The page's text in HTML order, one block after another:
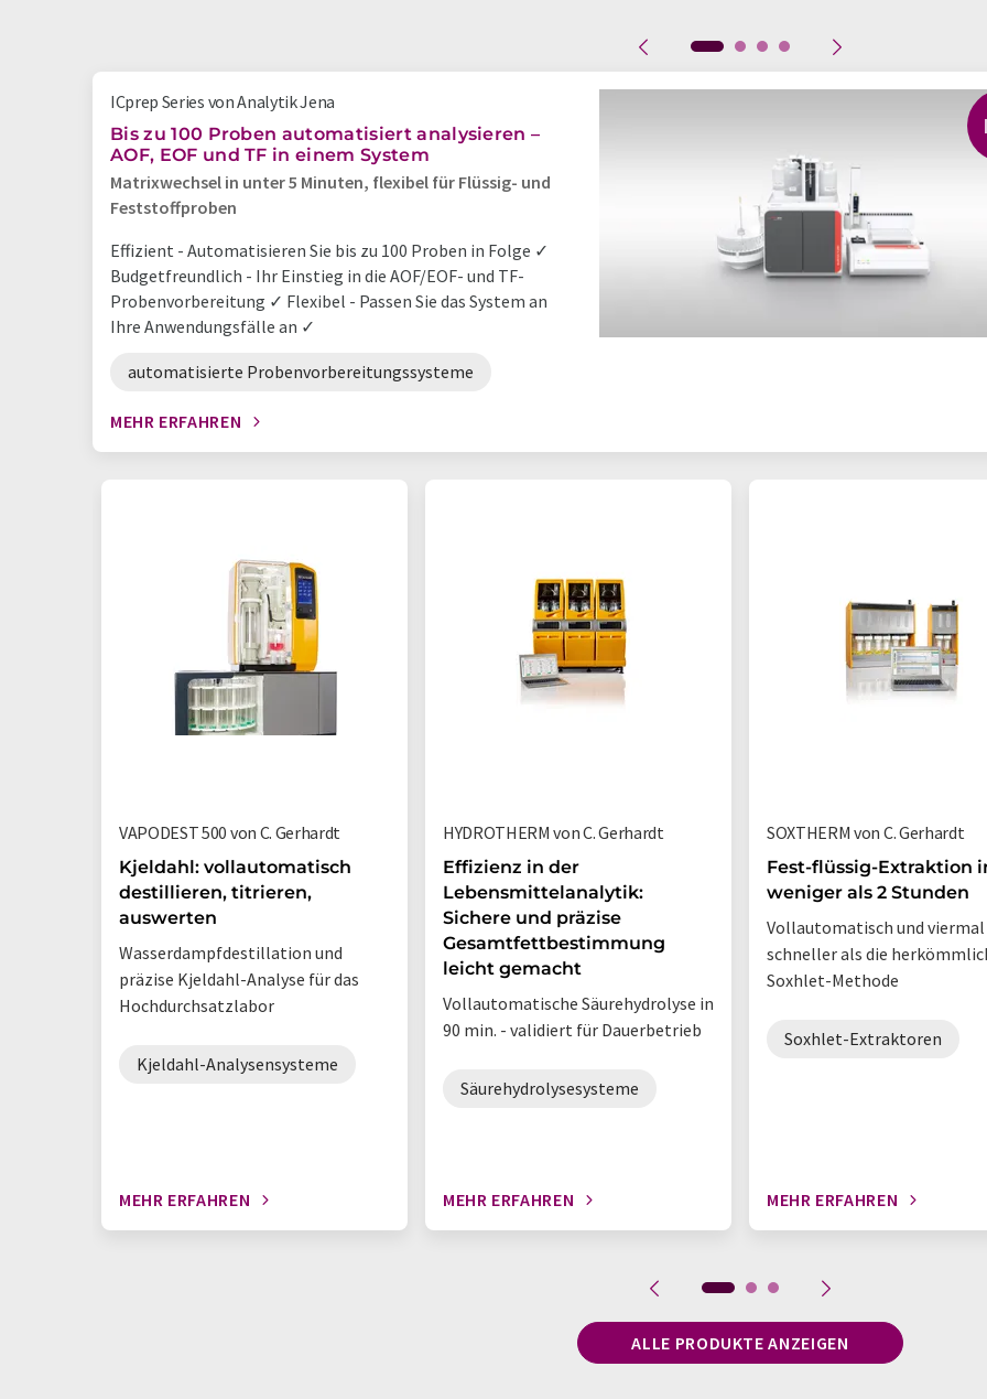
ICprep Series von Analytik Jena
Bis zu 100 Proben automatisiert analysieren –
AOF, EOF und TF in einem System
Matrixwechsel in unter 5 Minuten, flexibel für Flüssig- und
Feststoffproben
Effizient - Automatisieren Sie bis zu 100 Proben in Folge ✓
Budgetfreundlich - Ihr Einstieg in die AOF/EOF- und TF-
Probenvorbereitung ✓ Flexibel - Passen Sie das System an
Ihre Anwendungsfälle an ✓
automatisierte Probenvorbereitungssysteme
MEHR ERFAHREN
VAPODEST 500 von C. Gerhardt
Kjeldahl: vollautomatisch
destillieren, titrieren,
auswerten
Wasserdampfdestillation und
präzise Kjeldahl-Analyse für das
Hochdurchsatzlabor
Kjeldahl-Analysensysteme
MEHR ERFAHREN
HYDROTHERM von C. Gerhardt
Effizienz in der
Lebensmittelanalytik:
Sichere und präzise
Gesamtfettbestimmung
leicht gemacht
Vollautomatische Säurehydrolyse in
90 min. - validiert für Dauerbetrieb
Säurehydrolysesysteme
MEHR ERFAHREN
SOXTHERM von C. Gerhardt
Fest-flüssig-Extraktion
weniger als 2 Stunden
Vollautomatisch und viermal
schneller als die
Soxhlet-Methode
Soxhlet-Extraktoren
MEHR ERFAHREN
ALLE PRODUKTE ANZEIGEN